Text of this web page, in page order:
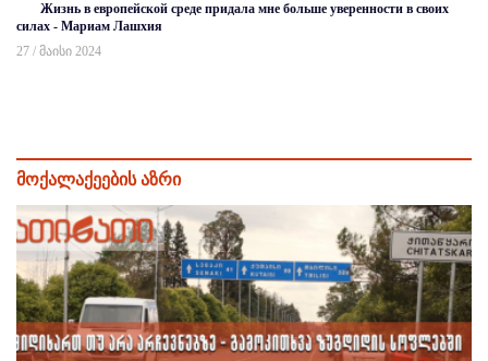
Жизнь в европейской среде придала мне больше уверенности в своих
силах - Мариам Лашхия
27 / მაისი 2024
მოქალაქეების აზრი